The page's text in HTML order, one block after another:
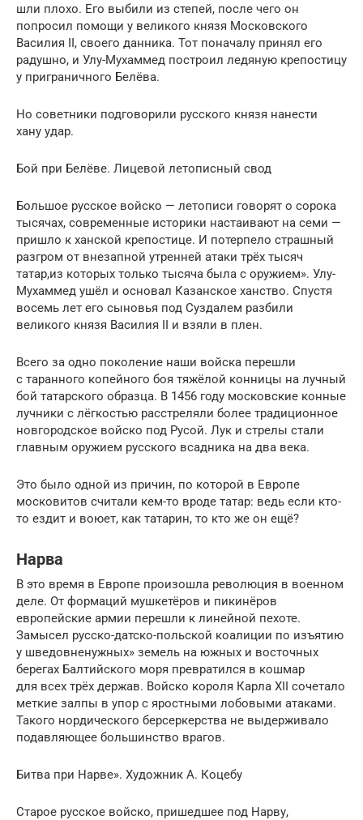
шли плохо. Его выбили из степей, после чего он
попросил помощи у великого князя Московского
Василия II, своего данника. Тот поначалу принял его
радушно, и Улу-Мухаммед построил ледяную крепостицу
у приграничного Белёва.
Но советники подговорили русского князя нанести
хану удар.
Бой при Белёве. Лицевой летописный свод
Большое русское войско — летописи говорят о сорока
тысячах, современные историки настаивают на семи —
пришло к ханской крепостице. И потерпело страшный
разгром от внезапной утренней атаки трёх тысяч
татар,из которых только тысяча была с оружием». Улу-
Мухаммед ушёл и основал Казанское ханство. Спустя
восемь лет его сыновья под Суздалем разбили
великого князя Василия II и взяли в плен.
Всего за одно поколение наши войска перешли
с таранного копейного боя тяжёлой конницы на лучный
бой татарского образца. В 1456 году московские конные
лучники с лёгкостью расстреляли более традиционное
новгородское войско под Русой. Лук и стрелы стали
главным оружием русского всадника на два века.
Это было одной из причин, по которой в Европе
московитов считали кем-то вроде татар: ведь если кто-
то ездит и воюет, как татарин, то кто же он ещё?
Нарва
В это время в Европе произошла революция в военном
деле. От формаций мушкетёров и пикинёров
европейские армии перешли к линейной пехоте.
Замысел русско-датско-польской коалиции по изъятию
у шведовненужных» земель на южных и восточных
берегах Балтийского моря превратился в кошмар
для всех трёх держав. Войско короля Карла XII сочетало
меткие залпы в упор с яростными лобовыми атаками.
Такого нордического берсеркерства не выдерживало
подавляющее большинство врагов.
Битва при Нарве». Художник А. Коцебу
Старое русское войско, пришедшее под Нарву,